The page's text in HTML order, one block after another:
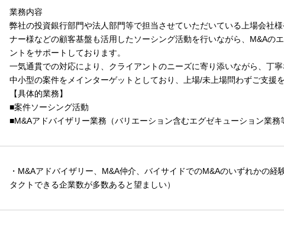
業務内容
弊社の投資銀行部門や法人部門等で担当させていただいている上場会社
ナー様などの顧客基盤も活用したソーシング活動を行いながら、M&Aの
ントをサポートしております。
一気通貫での対応により、クライアントのニーズに寄り添いながら、丁
中小型の案件をメインターゲットとしており、上場/未上場問わずご支援
【具体的業務】
■案件ソーシング活動
■M&Aアドバイザリー業務（バリエーション含むエグゼキューション業務
・M&Aアドバイザリー、M&A仲介、バイサイドでのM&Aのいずれかの
タクトできる企業数が多数あると望ましい）